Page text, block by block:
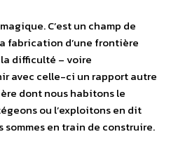
C’est un champ de
fabrication d’une frontière
difficulté – voire
avec celle-ci un rapport autre
dont nous habitons le
ou l’exploitons en dit
sommes en train de construire.